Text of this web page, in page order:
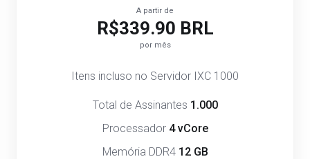
A partir de
R$339.90 BRL
por mês
Itens incluso no Servidor IXC 1000
Total de Assinantes 1.000
Processador 4 vCore
Memória DDR4 12 GB